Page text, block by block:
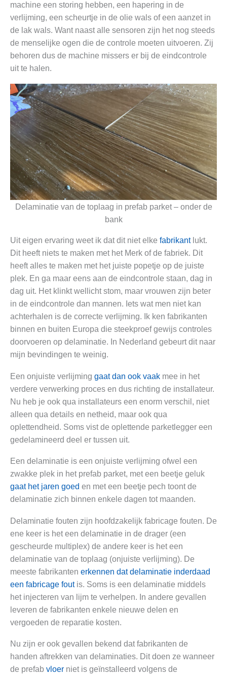
machine een storing hebben, een hapering in de
verlijming, een scheurtje in de olie wals of een aanzet in
de lak wals. Want naast alle sensoren zijn het nog steeds
de menselijke ogen die de controle moeten uitvoeren. Zij
behoren dus de machine missers er bij de eindcontrole
uit te halen.
Delaminatie van de toplaag in prefab parket – onder de
bank
Uit eigen ervaring weet ik dat dit niet elke fabrikantlukt.
Dit heeft niets te maken met het Merk of de fabriek. Dit
heeft alles te maken met het juiste popetje op de juiste
plek. En ga maar eens aan de eindcontrole staan, dag in
dag uit. Het klinkt wellicht stom, maar vrouwen zijn beter
in de eindcontrole dan mannen. Iets wat men niet kan
achterhalen is de correcte verlijming. Ik ken fabrikanten
binnen en buiten Europa die steekproef gewijs controles
doorvoeren op delaminatie. In Nederland gebeurt dit naar
mijn bevindingen te weinig.
Een onjuiste verlijming gaat dan ook vaak mee in het
verdere verwerking proces en dus richting de installateur.
Nu heb je ook qua installateurs een enorm verschil, niet
alleen qua details en netheid, maar ook qua
oplettendheid. Soms vist de oplettende parketlegger een
gedelamineerd deel er tussen uit.
Een delaminatie is een onjuiste verlijming ofwel een
zwakke plek in het prefab parket, met een beetje geluk
gaat het jaren goed en met een beetje pech toont de
delaminatie zich binnen enkele dagen tot maanden.
Delaminatie fouten zijn hoofdzakelijk fabricage fouten. De
ene keer is het een delaminatie in de drager (een
gescheurde multiplex) de andere keer is het een
delaminatie van de toplaag (onjuiste verlijming). De
meeste fabrikanten erkennen dat delaminatie inderdaad
een fabricage foutis. Soms is een delaminatie middels
het injecteren van lijm te verhelpen. In andere gevallen
leveren de fabrikanten enkele nieuwe delen en
vergoeden de reparatie kosten.
Nu zijn er ook gevallen bekend dat fabrikanten de
handen aftrekken van delaminaties. Dit doen ze wanneer
de prefab vloer niet is geïnstalleerd volgens de